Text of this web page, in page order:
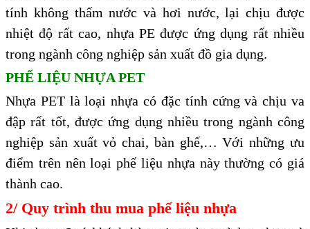
tính không thấm nước và hơi nước, lại chịu được
nhiệt độ rất cao, nhựa PE được ứng dụng rất nhiều
trong ngành công nghiệp sản xuất đồ gia dụng.
PHẾ LIỆU NHỰA PET
Nhựa PET là loại nhựa có đặc tính cứng và chịu va
đập rất tốt, được ứng dụng nhiều trong ngành công
nghiệp sản xuất vỏ chai, bàn ghế,… Với những ưu
điểm trên nên loại phế liệu nhựa này thường có giá
thành cao.
2/ Quy trình thu mua phế liệu nhựa